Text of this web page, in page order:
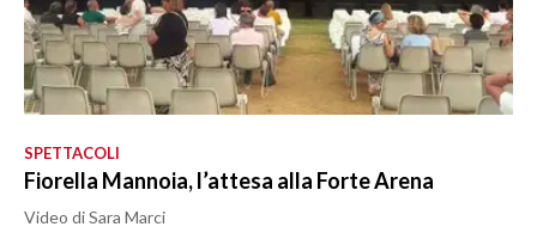
SPETTACOLI
Fiorella Mannoia, l’attesa alla Forte Arena
Video di Sara Marci